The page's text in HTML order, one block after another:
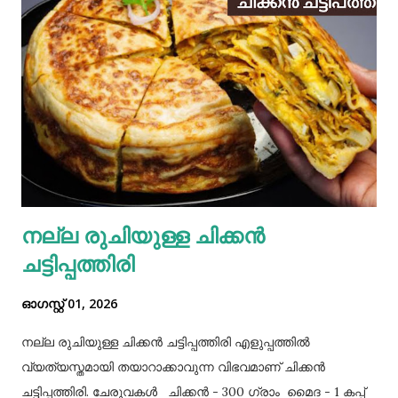
നല്ല രുചിയുള്ള ചിക്കൻ
ചട്ടിപ്പത്തിരി
ഓഗസ്റ്റ് 01, 2026
നല്ല രുചിയുള്ള ചിക്കൻ ചട്ടിപ്പത്തിരി എളുപ്പത്തിൽ
വ്യത്യസ്തമായി തയാറാക്കാവുന്ന വിഭവമാണ് ചിക്കൻ
ചട്ടിപ്പത്തിരി. ചേരുവകൾ ചിക്കൻ - 300 ഗ്രാം മൈദ - 1 കപ്പ്‌